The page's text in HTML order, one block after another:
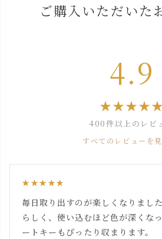
ご購入いただいた
4.9
★★★★★
400件以上のレビ
すべてのレビューを
★★★★★
毎日取り出すのが楽しくなりまし
らしく、使い込むほど色が深くな
ートキーもぴったり収まります。